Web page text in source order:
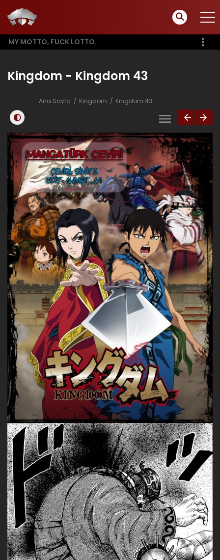
MY MOTTO, FUCK LOTTO.
Kingdom - Kingdom 43
Ana Sayfa Kingdom Kingdom 43